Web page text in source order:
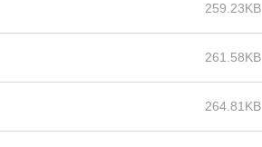
259.23KB
261.58KB
264.81KB